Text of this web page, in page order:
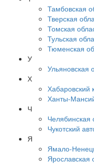
Тамбовская
Тверская
Томская
Тульская
Тюменская
У
Ульяновская
Х
Хабаровский
Ханты-
Ч
Челябинская
Чукотский
Я
Ямало-
Ярославская